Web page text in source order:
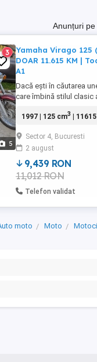
Anunțuri pe
5
3
Yamaha Virago 125
DOAR 11.615 KM |
A1
Dacă ești în căutarea
care îmbină stilul clasic
pentru tine. Este o
modificări, exact așa
fabricii în 1997.
conservare ...
1997 | 125 cm3 |
Sector 4, Bucuresti
2 august
9,439 RON
11,012 RON
Telefon validat
moto Moto